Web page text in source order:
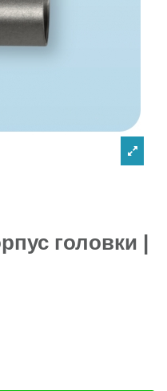
головки |